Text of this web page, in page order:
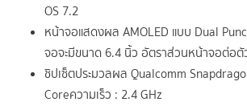
OS 7.2
หน้าจอแสดงผล AMOLED แบบ Dual
จอจะมีขนาด 6.4 นิ้ว อัตราส่วนหน้าจอต่อตั
ชิปเซ็ตประมวลผล Qualcomm
Coreความเร็ว : 2.4 GHz